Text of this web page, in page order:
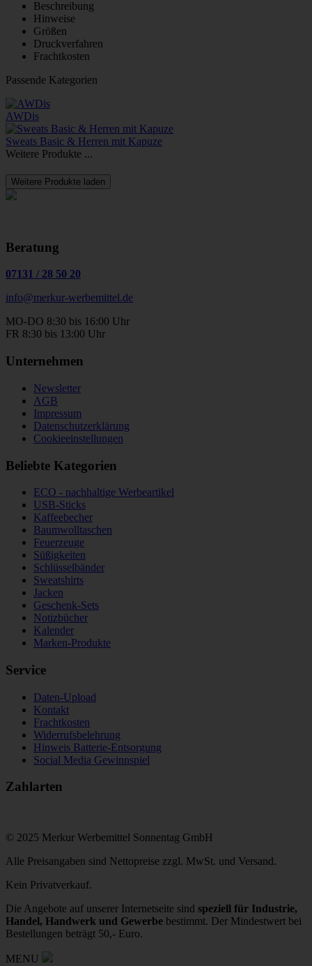
Beschreibung
Hinweise
Größen
Druckverfahren
Frachtkosten
Passende Kategorien
AWDis
Sweats Basic & Herren mit Kapuze
Weitere Produkte ...
Weitere Produkte laden
Beratung
07131 / 28 50 20
info@merkur-werbemittel.de
MO-DO 8:30 bis 16:00 Uhr
FR 8:30 bis 13:00 Uhr
Unternehmen
Newsletter
AGB
Impressum
Datenschutzerklärung
Cookieeinstellungen
Beliebte Kategorien
ECO - nachhaltige Werbeartikel
USB-Sticks
Kaffeebecher
Baumwolltaschen
Feuerzeuge
Süßigkeiten
Schlüsselbänder
Sweatshirts
Jacken
Geschenk-Sets
Notizbücher
Kalender
Marken-Produkte
Service
Daten-Upload
Kontakt
Frachtkosten
Widerrufsbelehrung
Hinweis Batterie-Entsorgung
Social Media Gewinnspiel
Zahlarten
© 2025 Merkur Werbemittel Sonnentag GmbH
Alle Preisangaben sind Nettopreise zzgl. MwSt. und Versand.
Kein Privatverkauf.
Die Angebote auf unserer Internetseite sind speziell für Industrie,
Handel, Handwerk und Gewerbe bestimmt. Der Mindestwert bei
Bestellungen beträgt 50,- Euro.
MENU